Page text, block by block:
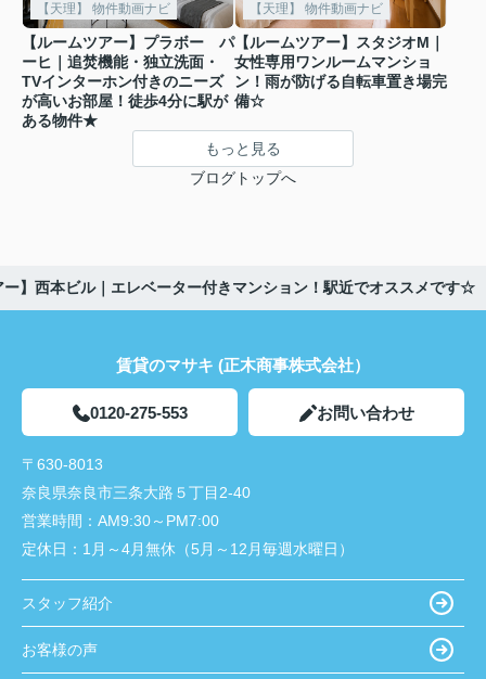
【天理】 物件動画ナビ
【ルームツアー】プラボー パ
ーヒ｜追焚機能・独立洗面・
TVインターホン付きのニーズ
が高いお部屋！徒歩4分に駅が
ある物件★
【天理】 物件動画ナビ
【ルームツアー】スタジオM｜
女性専用ワンルームマンショ
ン！雨が防げる自転車置き場完
備☆
もっと見る
ブログトップへ
ー】西本ビル｜エレベーター付きマンション！駅近でオススメです☆
賃貸のマサキ (正木商事株式会社）
0120-275-553 お問い合わせ
〒630-8013
奈良県奈良市三条大路５丁目2-40
営業時間： AM9:30～PM7:00
定休日： 1月～4月無休（5月～12月毎週水曜日）
スタッフ紹介
お客様の声